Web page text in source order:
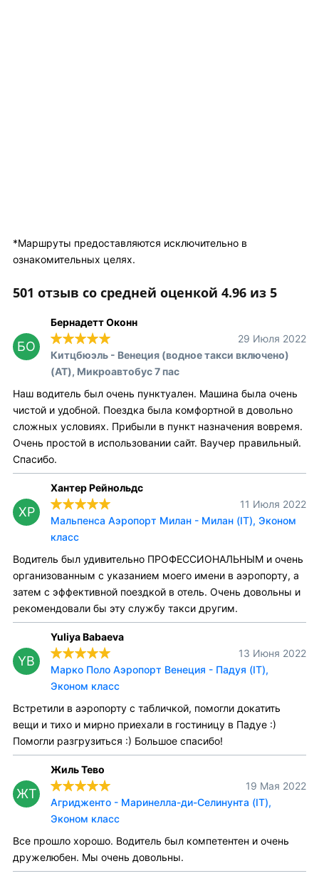
*Маршруты предоставляются исключительно в
ознакомительных целях.
501 отзыв со средней оценкой 4.96 из 5
БО
Бернадетт Оконн
29 Июля 2022
Китцбюэль - Венеция (водное такси включено)
(AT), Микроавтобус 7 пас
Наш водитель был очень пунктуален. Машина была очень
чистой и удобной. Поездка была комфортной в довольно
сложных условиях. Прибыли в пункт назначения вовремя.
Очень простой в использовании сайт. Ваучер правильный.
Спасибо.
ХР
Хантер Рейнольдс
11 Июля 2022
Мальпенса Аэропорт Милан - Милан (IT), Эконом
класс
Водитель был удивительно ПРОФЕССИОНАЛЬНЫМ и очень
организованным с указанием моего имени в аэропорту, а
затем с эффективной поездкой в отель. Очень довольны и
рекомендовали бы эту службу такси другим.
YB
Yuliya Babaeva
13 Июня 2022
Марко Поло Аэропорт Венеция - Падуя (IT),
Эконом класс
Встретили в аэропорту с табличкой, помогли докатить
вещи и тихо и мирно приехали в гостиницу в Падуе :)
Помогли разгрузиться :) Большое спасибо!
ЖТ
Жиль Тево
19 Мая 2022
Агридженто - Маринелла-ди-Селинунта (IT),
Эконом класс
Все прошло хорошо. Водитель был компетентен и очень
дружелюбен. Мы очень довольны.